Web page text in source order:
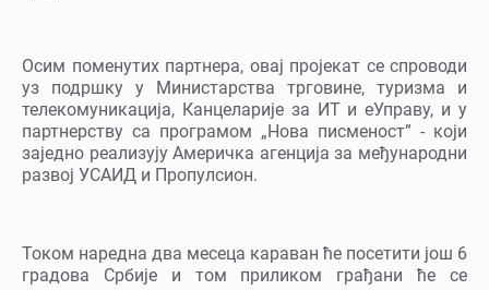
Осим поменутих партнера, овај пројекат се спроводи
уз подршку у Министарства трговине, туризма и
телекомуникација, Канцеларије за ИТ и еУправу, и у
партнерству са програмом „Нова писменост” - који
заједно реализују Америчка агенција за међународни
развој УСАИД и Пропулсион.
Током наредна два месеца караван ће посетити још 6
градова Србије и том приликом грађани ће се